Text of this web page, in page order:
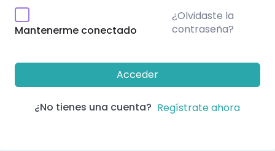
Mantenerme conectado
¿Olvidaste la
contraseña?
Acceder
¿No tienes una cuenta? Regístrate ahora